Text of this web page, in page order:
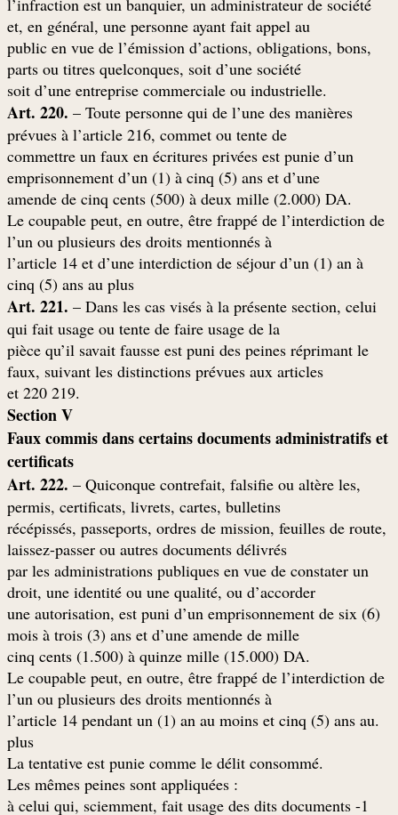
et, en général, une personne ayant fait appel au
public en vue de l’émission d’actions, obligations, bons,
parts ou titres quelconques, soit d’une société
.soit d’une entreprise commerciale ou industrielle
Art. 220. – Toute personne qui de l’une des manières
prévues à l’article 216, commet ou tente de
commettre un faux en écritures privées est punie d’un
emprisonnement d’un (1) à cinq (5) ans et d’une
.amende de cinq cents (500) à deux mille (2.000) DA
Le coupable peut, en outre, être frappé de l’interdiction de
l’un ou plusieurs des droits mentionnés à
l’article 14 et d’une interdiction de séjour d’un (1) an à
cinq (5) ans au plus
Art. 221. – Dans les cas visés à la présente section, celui
qui fait usage ou tente de faire usage de la
pièce qu’il savait fausse est puni des peines réprimant le
faux, suivant les distinctions prévues aux articles
.219 et 220
Section V
Faux commis dans certains documents administratifs et
certificats
,
Art. 222. – Quiconque contrefait, falsifie ou altère les
permis, certificats, livrets, cartes, bulletins
récépissés, passeports, ordres de mission, feuilles de route,
laissez-passer ou autres documents délivrés
par les administrations publiques en vue de constater un
droit, une identité ou une qualité, ou d’accorder
une autorisation, est puni d’un emprisonnement de six (6)
mois à trois (3) ans et d’une amende de mille
.cinq cents (1.500) à quinze mille (15.000) DA
Le coupable peut, en outre, être frappé de l’interdiction de
l’un ou plusieurs des droits mentionnés à
.l’article 14 pendant un (1) an au moins et cinq (5) ans au
plus
.La tentative est punie comme le délit consommé
: Les mêmes peines sont appliquées
1- à celui qui, sciemment, fait usage des dits documents